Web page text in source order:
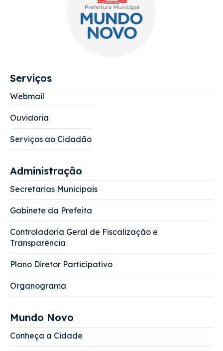
Serviços
Webmail
Ouvidoria
Serviços ao Cidadão
Administração
Secretarias Municipais
Gabinete da Prefeita
Controladoria Geral de Fiscalização e
Transparência
Plano Diretor Participativo
Organograma
Mundo Novo
Conheça a Cidade